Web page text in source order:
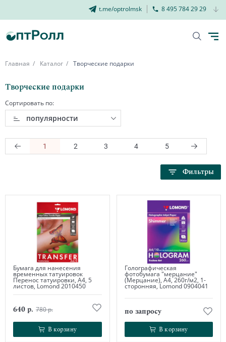
t.me/optrolmsk 8 495 784 29 29
Главная Каталог Творческие подарки
Творческие подарки
Сортировать по:
популярности
1 2 3 4 5
Фильтры
Бумага для нанесения
временных татуировок
Перенос татуировки, А4, 5
листов, Lomond 2010450
640 р. 780 р.
В корзину
В корзину
Голографическая
фотобумага "мерцание"
(Мерцание), А4, 260г/м2, 1-
сторонняя, Lomond 0904041
по запросу
В корзину
В корзину